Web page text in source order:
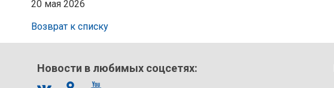
20 мая 2026
Возврат к списку
Новости в любимых соцсетях: